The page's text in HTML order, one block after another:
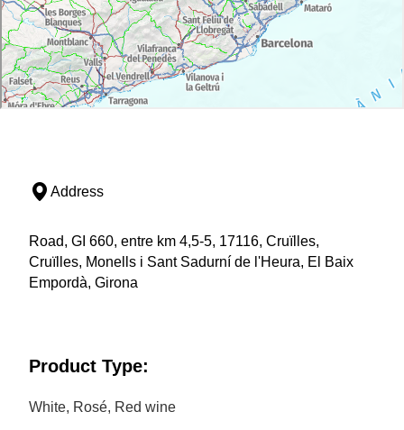
Address
Road, GI 660, entre km 4,5-5, 17116, Cruïlles,
Cruïlles, Monells i Sant Sadurní de l'Heura, El Baix
Empordà, Girona
Product Type:
White, Rosé, Red wine